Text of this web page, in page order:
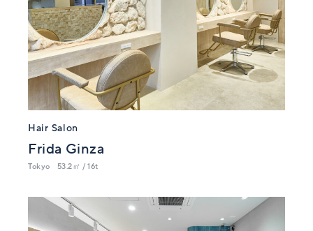
Hair Salon
Frida Ginza
Tokyo 53.2㎡ / 16t